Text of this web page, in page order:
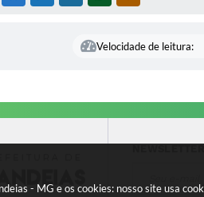
- MG e os cookies: nosso site usa
Velocidade de leitura: